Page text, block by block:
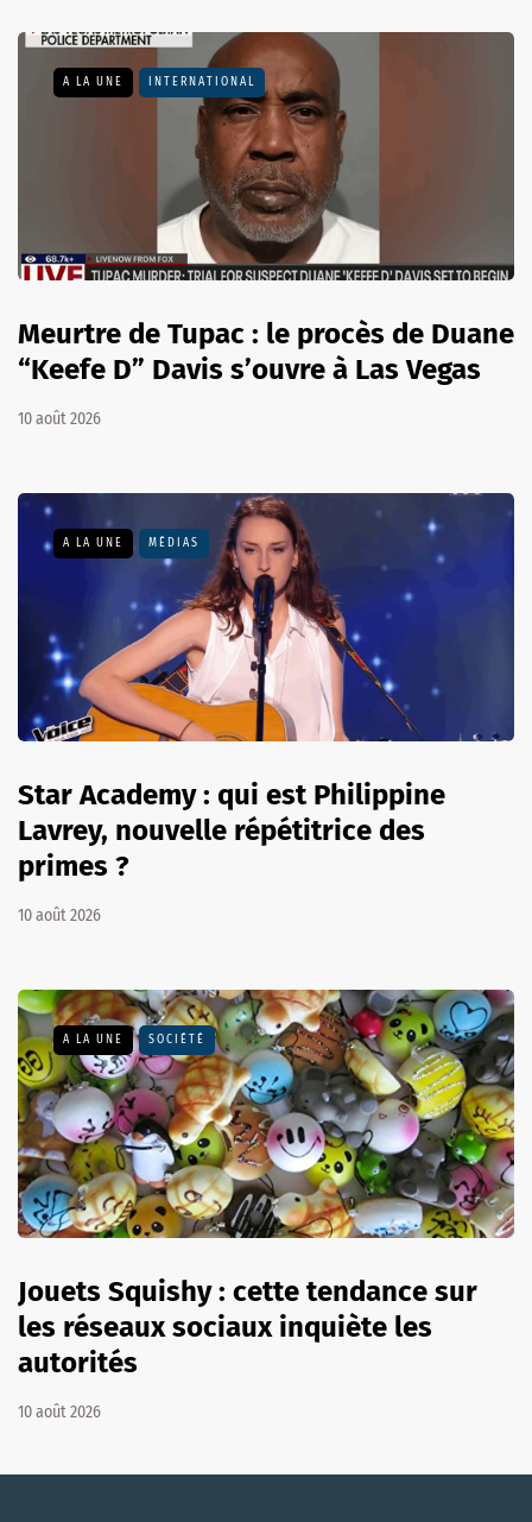
A LA UNE INTERNATIONAL
Meurtre de Tupac : le procès de Duane
“Keefe D” Davis s’ouvre à Las Vegas
10 août 2026
A LA UNE MÉDIAS
Star Academy : qui est Philippine
Lavrey, nouvelle répétitrice des
primes ?
10 août 2026
A LA UNE SOCIÉTÉ
Jouets Squishy : cette tendance sur
les réseaux sociaux inquiète les
autorités
10 août 2026